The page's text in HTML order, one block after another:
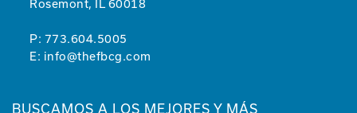
Rosemont, IL 60018
P: 773.604.5005
E: info@thefbcg.com
BUSCAMOS A LOS MEJORES Y MÁS